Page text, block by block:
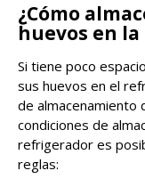
¿Cómo
huevos en la
Si tiene poco
sus huevos en el
de almacenamiento
condiciones de
refrigerador es
reglas: